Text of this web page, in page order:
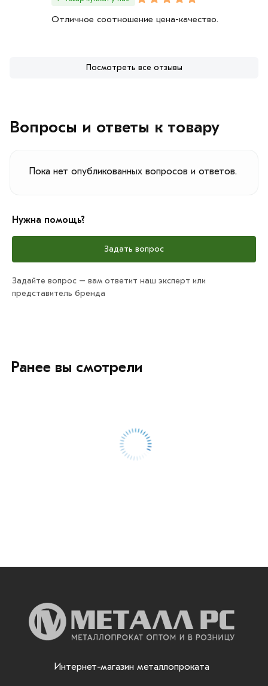
Отличное соотношение цена-качество.
Посмотреть все отзывы
Вопросы и ответы к товару
Пока нет опубликованных вопросов и ответов.
Нужна помощь?
Задать вопрос
Задайте вопрос – вам ответит наш эксперт или
представитель бренда
Ранее вы смотрели
Интернет-магазин металлопроката